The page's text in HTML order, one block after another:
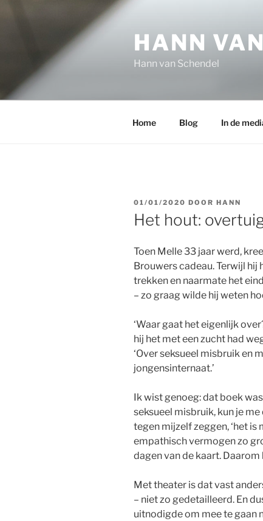
HANN
Hann van Schendel
Home Blog In de
GEPLAATST
OP
01/01/2020 DOOR HANN
Het hout:
Toen Melle 33 jaar werd,
Brouwers cadeau. Terwijl hij
trekken en naarmate het
– zo graag wilde hij weten
‘Waar gaat het eigenlijk
hij het met een zucht had
‘Over seksueel misbruik en
jongensinternaat.’
Ik wist genoeg: dat boek
seksueel misbruik, kun je me
tegen mijzelf zeggen, ‘het is
empathisch vermogen zo
dagen van de kaart.
Met theater is dat vast
– niet zo gedetailleerd. En
uitnodigde om mee te gaan